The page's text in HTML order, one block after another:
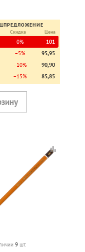
Скидка Цена
0%
101
−5%
95,95
−10%
90,90
−15% 85,85
9 шт.